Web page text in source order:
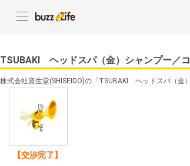
TSUBAKI ヘッドスパ（金）シャンプー／
株式会社資生堂(SHISEIDO)の「TSUBAKI ヘッドスパ（金
【交渉完了】